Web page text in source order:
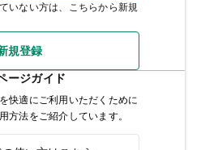
いない方は、こちらから新規
規登録
ージガイド
快適にご利用いただくために
方法をご紹介しています。